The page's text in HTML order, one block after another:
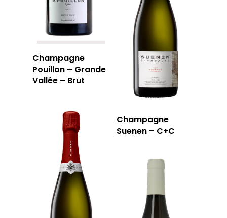
Champagne
Pouillon – Grande
Vallée – Brut
Champagne
Suenen – C+C